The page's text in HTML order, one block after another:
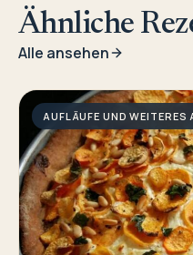
Ähnliche
Alle ansehen
AUFLÄUFE UND WEITERES